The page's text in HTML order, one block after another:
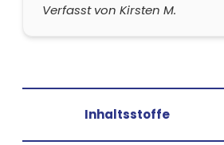
Verfasst von Kirsten M.
Inhaltsstoffe